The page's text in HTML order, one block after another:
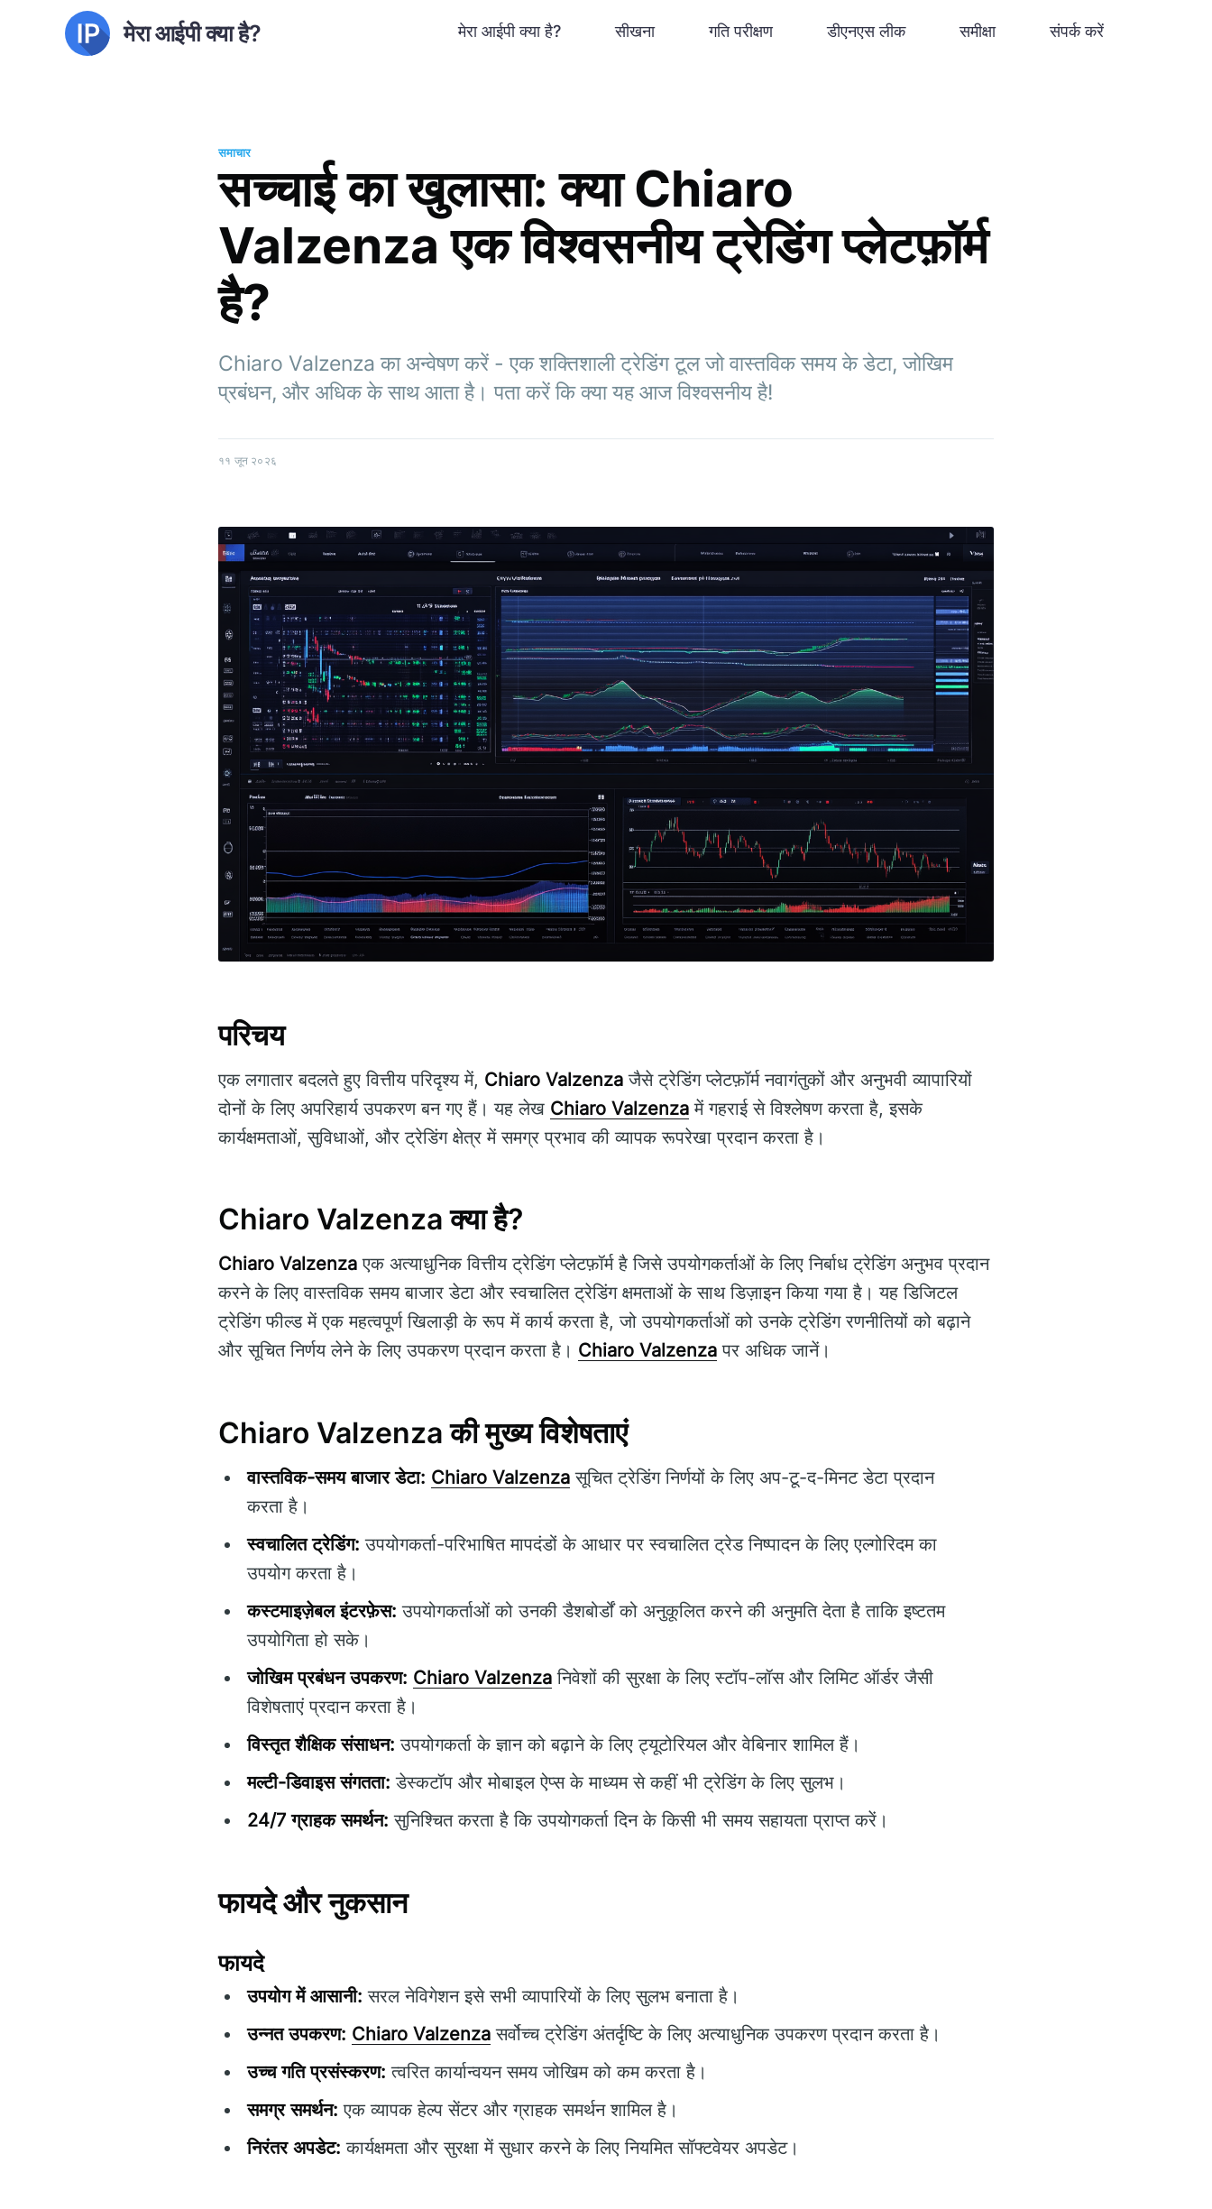
मेरा आईपी क्या है? मेरा आईपी क्या है? सीखना गति परीक्षण डीएनएस लीक समीक्षा संपर्क करें
समाचार
सच्चाई का खुलासा: क्या Chiaro
Valzenza एक विश्वसनीय ट्रेडिंग प्लेटफ़ॉर्म
है?
Chiaro Valzenza का अन्वेषण करें - एक शक्तिशाली ट्रेडिंग टूल जो वास्तविक समय के डेटा, जोखिम
प्रबंधन, और अधिक के साथ आता है। पता करें कि क्या यह आज विश्वसनीय है!
११ जून २०२६
परिचय
एक लगातार बदलते हुए वित्तीय परिदृश्य में, Chiaro Valzenza जैसे ट्रेडिंग प्लेटफ़ॉर्म नवागंतुकों और अनुभवी व्यापारियों
दोनों के लिए अपरिहार्य उपकरण बन गए हैं। यह लेख Chiaro Valzenza में गहराई से विश्लेषण करता है, इसके
कार्यक्षमताओं, सुविधाओं, और ट्रेडिंग क्षेत्र में समग्र प्रभाव की व्यापक रूपरेखा प्रदान करता है।
Chiaro Valzenza क्या है?
Chiaro Valzenza एक अत्याधुनिक वित्तीय ट्रेडिंग प्लेटफ़ॉर्म है जिसे उपयोगकर्ताओं के लिए निर्बाध ट्रेडिंग अनुभव प्रदान
करने के लिए वास्तविक समय बाजार डेटा और स्वचालित ट्रेडिंग क्षमताओं के साथ डिज़ाइन किया गया है। यह डिजिटल
ट्रेडिंग फील्ड में एक महत्वपूर्ण खिलाड़ी के रूप में कार्य करता है, जो उपयोगकर्ताओं को उनके ट्रेडिंग रणनीतियों को बढ़ाने
और सूचित निर्णय लेने के लिए उपकरण प्रदान करता है। Chiaro Valzenza पर अधिक जानें।
Chiaro Valzenza की मुख्य विशेषताएं
वास्तविक-समय बाजार डेटा: Chiaro Valzenza सूचित ट्रेडिंग निर्णयों के लिए अप-टू-द-मिनट डेटा प्रदान
करता है।
स्वचालित ट्रेडिंग: उपयोगकर्ता-परिभाषित मापदंडों के आधार पर स्वचालित ट्रेड निष्पादन के लिए एल्गोरिदम का
उपयोग करता है।
कस्टमाइज़ेबल इंटरफ़ेस: उपयोगकर्ताओं को उनकी डैशबोर्डों को अनुकूलित करने की अनुमति देता है ताकि इष्टतम
उपयोगिता हो सके।
जोखिम प्रबंधन उपकरण: Chiaro Valzenza निवेशों की सुरक्षा के लिए स्टॉप-लॉस और लिमिट ऑर्डर जैसी
विशेषताएं प्रदान करता है।
विस्तृत शैक्षिक संसाधन: उपयोगकर्ता के ज्ञान को बढ़ाने के लिए ट्यूटोरियल और वेबिनार शामिल हैं।
मल्टी-डिवाइस संगतता: डेस्कटॉप और मोबाइल ऐप्स के माध्यम से कहीं भी ट्रेडिंग के लिए सुलभ।
24/7 ग्राहक समर्थन: सुनिश्चित करता है कि उपयोगकर्ता दिन के किसी भी समय सहायता प्राप्त करें।
फायदे और नुकसान
फायदे
उपयोग में आसानी: सरल नेविगेशन इसे सभी व्यापारियों के लिए सुलभ बनाता है।
उन्नत उपकरण: Chiaro Valzenza सर्वोच्च ट्रेडिंग अंतर्दृष्टि के लिए अत्याधुनिक उपकरण प्रदान करता है।
उच्च गति प्रसंस्करण: त्वरित कार्यान्वयन समय जोखिम को कम करता है।
समग्र समर्थन: एक व्यापक हेल्प सेंटर और ग्राहक समर्थन शामिल है।
निरंतर अपडेट: कार्यक्षमता और सुरक्षा में सुधार करने के लिए नियमित सॉफ्टवेयर अपडेट।